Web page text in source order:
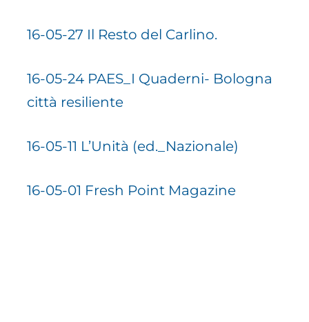
16-05-27 Il Resto del Carlino.
16-05-24 PAES_I Quaderni- Bologna
città resiliente
16-05-11 L’Unità (ed._Nazionale)
16-05-01 Fresh Point Magazine